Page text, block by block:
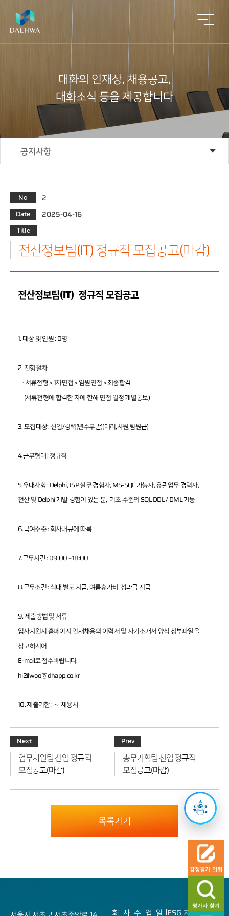
개
인
사
영
이
념
기
업
보
혁
직
도
소
정
가
사
소
역
공
적
정
비
사
업
평
가
담
보
가
PF·
컨
설
업
관
가
기
타
업
무
적
재
개
건
축
공
적
평
가
일
반
래
담
보
의
감
정
절
차
감
정
평
가
수
수
료
감
평
가
당
인
재
용
공
고
대
화
식
영
ESG
실
천
성
과
부
동
산
인
컨
설
팅
그
감
Contact Us
E-mail :
Tel : 02-525-2733
Address
서울시 서
초구 서초
중앙로 14,
18층 (서
대화의 인재상,채용공고,
대화소식 등을제공합니다
공지사항
채용공고
대화소식
No 2
Date 2025-04-16
Title
전산정보팀(IT) 정규직 모집공고(마감)
전산정보팀(IT) 정규직 모집공고
1. 대상 및 인원 : 0명
2. 전형절차
· 서류전형 > 1차면접 > 임원면접 > 최종합격
(서류전형에 합격한 자에 한해 면접 일정 개별통보)
3. 모집대상 : 신입/경력(년수무관)(대리,사원,팀원급)
4.근무형태 : 정규직
5.우대사항 :Delphi, JSP 실무 경험자, MS-SQL 가능자, 유관업무 경력자,
전산 및Delphi개발 경험이 있는 분, 기초 수준의 SQL DDL / DML 가능
6.급여수준 : 회사내규에 따름
7.근무시간 : 09:00 ~ 18:00
8.근무조건 : 식대 별도 지급, 여름휴가비, 성과금 지급
9. 제출방법 및 서류
입사지원시 홈페이지 인재채용의 이력서 및 자기소개서 양식 첨부파일을
참고하시어
E-mail로 접수바랍니다.
hi2ilwoo@dhapp.co.kr
10. 제출기한 : ～ 채용시
Next
업무지원팀 신입 정규직
모집공고(마감)
Prev
총무기획팀 신입 정규직
모집공고(마감)
목록가기
회 사 주 업 알 ESG 자Sitemap